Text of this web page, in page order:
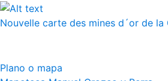
Nouvelle carte des mines d´or de la
Plano o mapa